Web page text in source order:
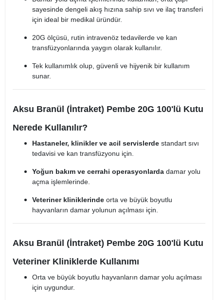
sayesinde dengeli akış hızına sahip sıvı ve ilaç transferi
için ideal bir medikal üründür.
20G ölçüsü, rutin intravenöz tedavilerde ve kan
transfüzyonlarında yaygın olarak kullanılır.
Tek kullanımlık olup, güvenli ve hijyenik bir kullanım
sunar.
Aksu Branül (İntraket) Pembe 20G 100'lü Kutu
Nerede Kullanılır?
Hastaneler, klinikler ve acil servislerde standart sıvı
tedavisi ve kan transfüzyonu için.
Yoğun bakım ve cerrahi operasyonlarda damar yolu
açma işlemlerinde.
Veteriner kliniklerinde orta ve büyük boyutlu
hayvanların damar yolunun açılması için.
Aksu Branül (İntraket) Pembe 20G 100'lü Kutu
Veteriner Kliniklerde Kullanımı
Orta ve büyük boyutlu hayvanların damar yolu açılması
için uygundur.